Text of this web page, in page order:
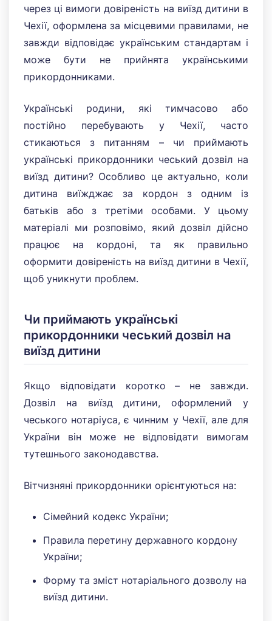
через ці вимоги довіреність на виїзд дитини в
Чехії, оформлена за місцевими правилами, не
завжди відповідає українським стандартам і
може бути не прийнята українськими
прикордонниками.
Українські родини, які тимчасово або
постійно перебувають у Чехії, часто
стикаються з питанням – чи приймають
українські прикордонники чеський дозвіл на
виїзд дитини? Особливо це актуально, коли
дитина виїжджає за кордон з одним із
батьків або з третіми особами. У цьому
матеріалі ми розповімо, який дозвіл дійсно
працює на кордоні, та як правильно
оформити довіреність на виїзд дитини в Чехії,
щоб уникнути проблем.
Чи приймають українські
прикордонники чеський дозвіл на
виїзд дитини
Якщо відповідати коротко – не завжди.
Дозвіл на виїзд дитини, оформлений у
чеського нотаріуса, є чинним у Чехії, але для
України він може не відповідати вимогам
тутешнього законодавства.
Вітчизняні прикордонники орієнтуються на:
Сімейний кодекс України;
Правила перетину державного кордону
України;
Форму та зміст нотаріального дозволу на
виїзд дитини.